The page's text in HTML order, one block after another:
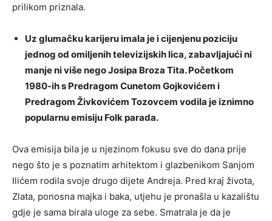
prilikom priznala.
Uz glumačku karijeru imala je i cijenjenu poziciju
jednog od omiljenih televizijskih lica, zabavljajući ni
manje ni više nego Josipa Broza Tita. Početkom
1980-ih s Predragom Cunetom Gojkovićem i
Predragom Živkovićem Tozovcem vodila je iznimno
popularnu emisiju Folk parada.
Ova emisija bila je u njezinom fokusu sve do dana prije
nego što je s poznatim arhitektom i glazbenikom Sanjom
Ilićem rodila svoje drugo dijete Andreja. Pred kraj života,
Zlata, ponosna majka i baka, utjehu je pronašla u kazalištu
gdje je sama birala uloge za sebe. Smatrala je da je